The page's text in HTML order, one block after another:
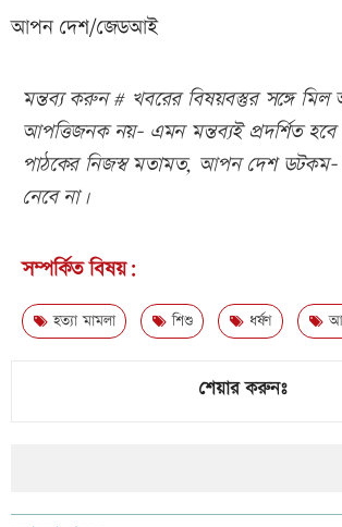
আপন দেশ/জেডআই
মন্তব্য করুন # খবরের বিষয়বস্তুর সঙ্গে
আপত্তিজনক নয়- এমন মন্তব্যই প্রদর্শিত
পাঠকের নিজস্ব মতামত, আপন দেশ ডটকম-
নেবে না।
সম্পর্কিত বিষয়:
হত্যা মামলা শিশু ধর্ষণ
শেয়ার করুনঃ